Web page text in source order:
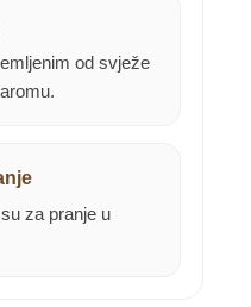
od svježe
za pranje u